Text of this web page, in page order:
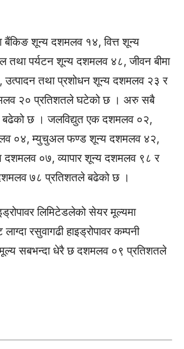
बैंकिङ शून्य दशमलव १४, वित्त शून्य
तथा पर्यटन शून्य दशमलव ४८, जीवन बीमा
तथा प्रशोधन शून्य दशमलव २३ र
२० प्रतिशतले घटेको छ । अरु सबै
छ । जलविद्युत एक दशमलव ०२,
०४, म्युचुअल फण्ड शून्य दशमलव ४२,
दशमलव ०७, व्यापार शून्य दशमलव ९८ र
७८ प्रतिशतले बढेको छ ।
लिमिटेडलेको सेयर मूल्यमा
रसुवागढी हाइड्रोपावर कम्पनी
सबभन्दा धेरै छ दशमलव ०९ प्रतिशतले